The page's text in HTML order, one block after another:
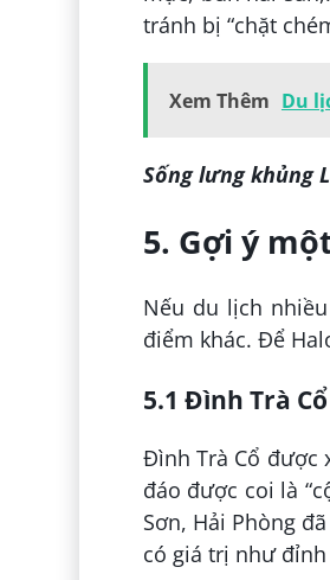
tránh bị “chặt
Xem Thêm Du
Sống lưng khủng
5. Gợi ý
Nếu du lịch
điểm khác. Để
5.1 Đình Trà Cổ
Đình Trà Cổ được
đáo được coi là
Sơn, Hải Phòng
có giá trị như